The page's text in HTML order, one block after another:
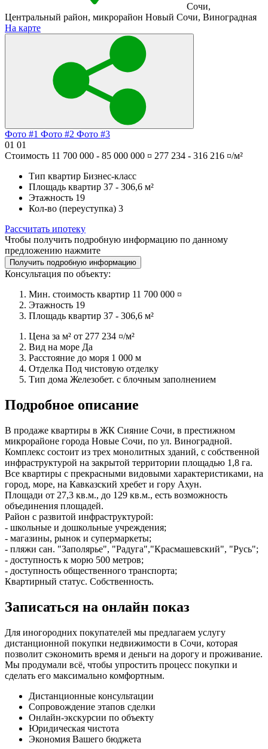
Сочи,
Центральный район, микрорайон Новый Сочи, Виноградная
На карте
Фото #1 Фото #2 Фото #3
01 01
Стоимость 11 700 000 - 85 000 000 ¤ 277 234 - 316 216 ¤/м²
Тип квартир Бизнес-класс
Площадь квартир 37 - 306,6 м²
Этажность 19
Кол-во (переуступка) 3
Рассчитать ипотеку
Чтобы получить подробную информацию по данному
предложению нажмите
Получить подробную информацию
Консультация по объекту:
Мин. стоимость квартир 11 700 000 ¤
Этажность 19
Площадь квартир 37 - 306,6 м²
Цена за м² от 277 234 ¤/м²
Вид на море Да
Расстояние до моря 1 000 м
Отделка Под чистовую отделку
Тип дома Железобет. с блочным заполнением
Подробное описание
В продаже квартиры в ЖК Сияние Сочи, в престижном
микрорайоне города Новые Сочи, по ул. Виноградной.
Комплекс состоит из трех монолитных зданий, с собственной
инфраструктурой на закрытой территории площадью 1,8 га.
Все квартиры с прекрасными видовыми характеристиками, на
город, море, на Кавказский хребет и гору Ахун.
Площади от 27,3 кв.м., до 129 кв.м., есть возможность
объединения площадей.
Район с развитой инфраструктурой:
- школьные и дошкольные учреждения;
- магазины, рынок и супермаркеты;
- пляжи сан. "Заполярье", "Радуга","Красмашевский", "Русь";
- доступность к морю 500 метров;
- доступность общественного транспорта;
Квартирный статус. Собственность.
Записаться на онлайн показ
Для иногородних покупателей мы предлагаем услугу
дистанционной покупки недвижимости в Сочи, которая
позволит сэкономить время и деньги на дорогу и проживание.
Мы продумали всё, чтобы упростить процесс покупки и
сделать его максимально комфортным.
Дистанционные консультации
Сопровождение этапов сделки
Онлайн-экскурсии по объекту
Юридическая чистота
Экономия Вашего бюджета